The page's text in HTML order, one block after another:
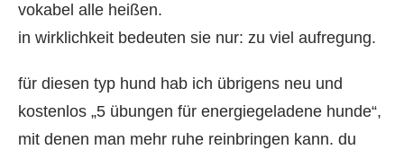
vokabel alle heißen.
in wirklichkeit bedeuten sie nur: zu viel aufregung.
für diesen typ hund hab ich übrigens neu und
kostenlos „5 übungen für energiegeladene hunde“,
mit denen man mehr ruhe reinbringen kann. du